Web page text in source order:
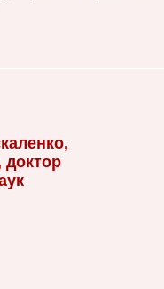
доктор